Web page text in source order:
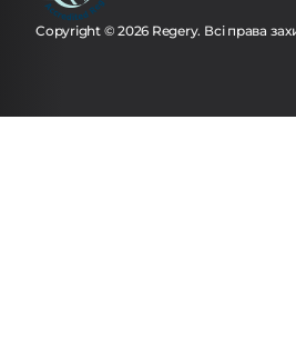
Copyright © 2026 Regery. Всі права